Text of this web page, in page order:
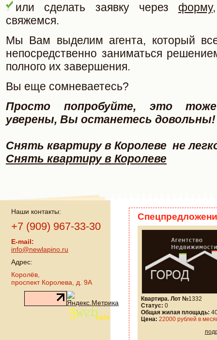
или сделать заявку через форму
свяжемся.
Мы Вам выделим агента, который
непосредственно заниматься
полного их завершения.
Вы еще сомневаетесь?
Просто попробуйте, это
уверены, Вы останетесь довольны!
Снять квартиру в Королеве не
Снять квартиру в Королеве
Наши контакты:
+7 (909) 967-33-30
E-mail:
info@newlapino.ru
Адрес:
Королёв,
проспект Королева, д. 9А
Квартира. Лот №1332
Статус: 0
Общая жилая площадь:
Цена: 22000 рублей в